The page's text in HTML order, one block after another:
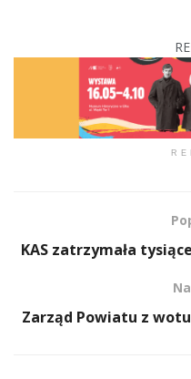
KAS zatrzymała
Zarząd Powiatu z